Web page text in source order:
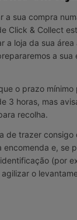
a sua compra
Click & Collect
a loja da sua
a sua
o prazo mínimo
3 horas, mas
recolha.
de trazer consigo
encomenda e, se
(por
o